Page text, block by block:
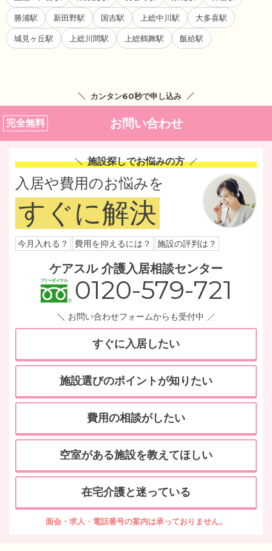
勝浦駅 新田野駅 国吉駅 上総中川駅 大多喜駅
城見ヶ丘駅 上総川間駅 上総鶴舞駅 飯給駅
カンタン60秒で申し込み
完全無料 お問い合わせ
施設探しでお悩みの方
入居や費用のお悩みを
すぐに解決
今月入れる？ 費用を抑えるには？ 施設の評判は？
ケアスル 介護入居相談センター
0120-579-721
お問い合わせフォームからも受付中
すぐに入居したい
施設選びのポイントが知りたい
費用の相談がしたい
空室がある施設を教えてほしい
在宅介護と迷っている
面会・求人・電話番号の案内は承っておりません。